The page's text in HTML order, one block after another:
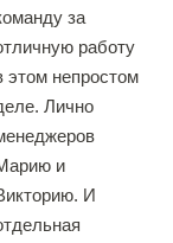
за
работу
этом непростом
Лично
и
И